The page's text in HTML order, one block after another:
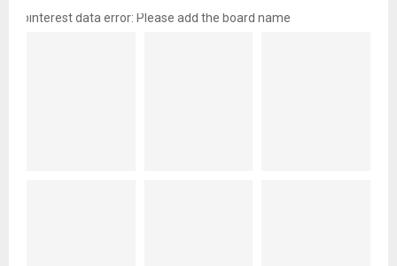
pinterest data error: Please add the board name